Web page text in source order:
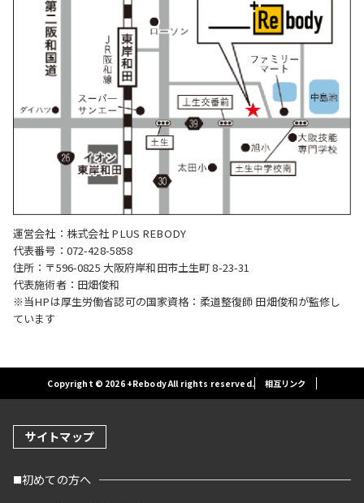
運営会社：株式会社 PLUS REBODY
代表番号：072-428-5858
住所：〒596-0825 大阪府岸和田市土生町 8-23-31
代表施術者：田畑俊和
※当HPは厚生労働省認可の国家資格：柔道整復師 田畑俊和が監修し
ています
Copyright © 2026 +Rebody All rights reserved. 相互リンク
サイトマップ
初めての方へ